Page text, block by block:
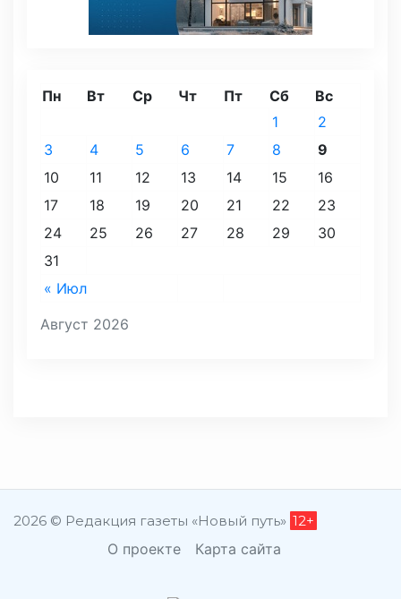
Август 2026
Пн Вт Ср Чт Пт Сб Вс
« Июл
1
2
3
4 5 6 7 8
9
10
11 12 13 14 15
16
17
18 19 20 21 22
23
24
25 26 27 28 29
30
31
2026 © Редакция газеты «Новый путь» 12+
О проекте Карта сайта